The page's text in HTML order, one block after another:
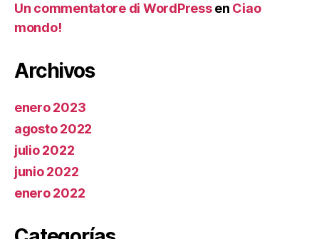
Un commentatore di WordPressen Ciao
mondo!
Archivos
enero 2023
agosto 2022
julio 2022
junio 2022
enero 2022